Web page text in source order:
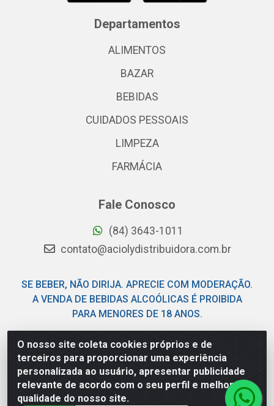
O nosso site coleta cookies próprios e de
terceiros para proporcionar uma experiência
personalizada ao usuário, apresentar publicidade
relevante de acordo com o seu perfil e melhorar a
qualidade do nosso site.
Departamentos
ALIMENTOS
BAZAR
BEBIDAS
CUIDADOS PESSOAIS
LIMPEZA
FARMÁCIA
Fale Conosco
(84) 3643-1011
contato@aciolydistribuidora.com.br
SE BEBER, NÃO DIRIJA. APRECIE COM MODERAÇÃO.
A VENDA DE BEBIDAS ALCOÓLICAS É PROIBIDA
PARA MENORES DE 18 ANOS.
Acioly Distribuidora - Av Piloto Pereira Tim - Parque de
Exposições - Parnamirim/RN - CEP 59146-480 - CNPJ
06.029.901/0001-92